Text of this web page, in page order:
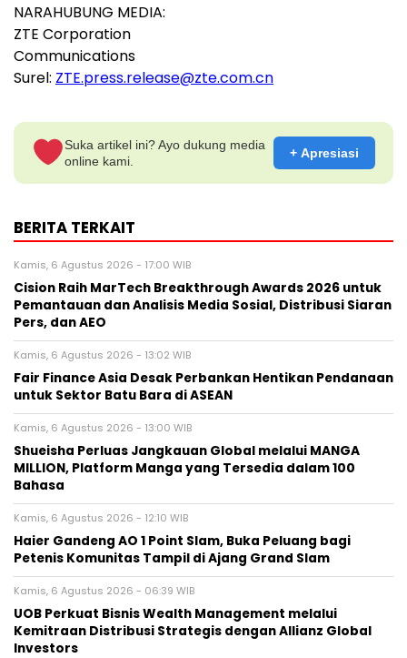
NARAHUBUNG MEDIA:
ZTE Corporation
Communications
Surel: ZTE.press.release@zte.com.cn
Suka artikel ini? Ayo dukung media
online kami.
+ Apresiasi
BERITA TERKAIT
Kamis, 6 Agustus 2026 - 17:00 WIB
Cision Raih MarTech Breakthrough Awards 2026 untuk
Pemantauan dan Analisis Media Sosial, Distribusi Siaran
Pers, dan AEO
Kamis, 6 Agustus 2026 - 13:02 WIB
Fair Finance Asia Desak Perbankan Hentikan Pendanaan
untuk Sektor Batu Bara di ASEAN
Kamis, 6 Agustus 2026 - 13:00 WIB
Shueisha Perluas Jangkauan Global melalui MANGA
MILLION, Platform Manga yang Tersedia dalam 100
Bahasa
Kamis, 6 Agustus 2026 - 12:10 WIB
Haier Gandeng AO 1 Point Slam, Buka Peluang bagi
Petenis Komunitas Tampil di Ajang Grand Slam
Kamis, 6 Agustus 2026 - 06:39 WIB
UOB Perkuat Bisnis Wealth Management melalui
Kemitraan Distribusi Strategis dengan Allianz Global
Investors